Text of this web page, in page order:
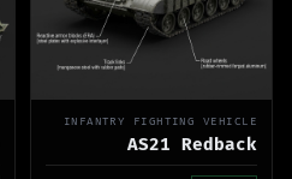
INFANTRY FIGHTING VEHICLE
AS21 Redback